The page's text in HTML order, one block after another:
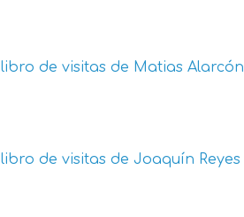
libro de visitas de Matias Alarcón
libro de visitas de Joaquín Reyes